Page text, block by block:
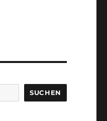
SUCHEN